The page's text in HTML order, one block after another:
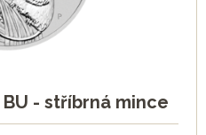
- stříbrná mince